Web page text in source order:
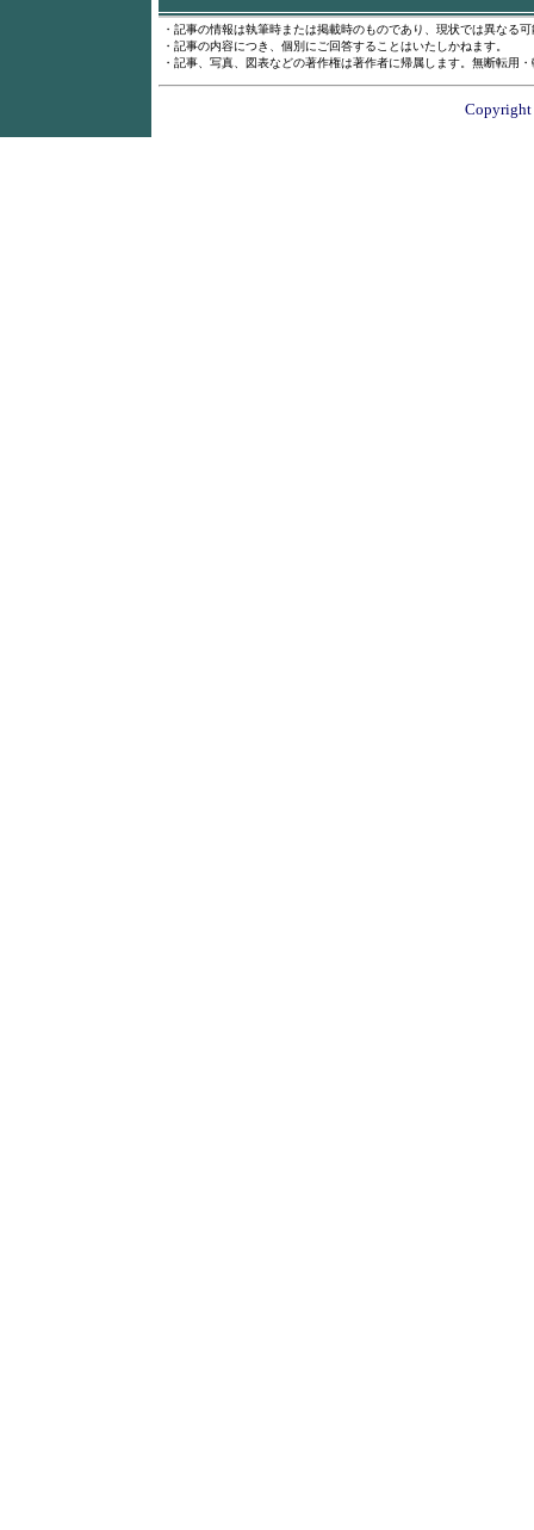
・記事の情報は執筆時または掲載時のものであり、現状では異なる
・記事の内容につき、個別にご回答することはいたしかねます。
・記事、写真、図表などの著作権は著作者に帰属します。無断転用
Copyright